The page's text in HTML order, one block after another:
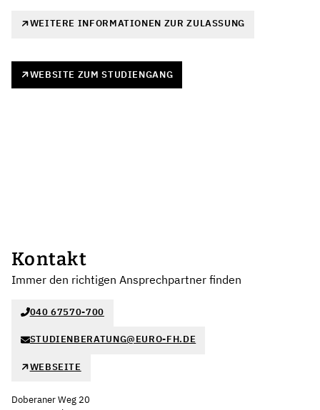
WEITERE INFORMATIONEN ZUR ZULASSUNG
WEBSITE ZUM STUDIENGANG
Kontakt
Immer den richtigen Ansprechpartner finden
040 67570-700
STUDIENBERATUNG@EURO-FH.DE
WEBSEITE
Doberaner Weg 20